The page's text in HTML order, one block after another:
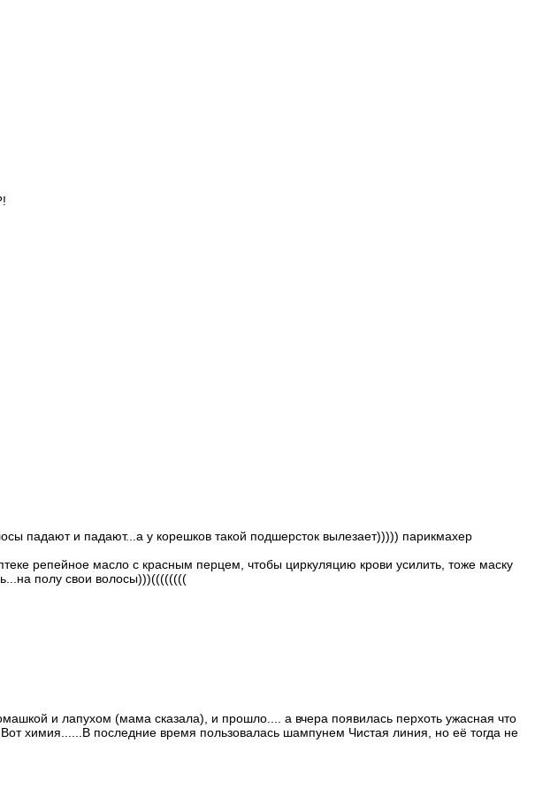
падают и падают...а у корешков такой подшерсток вылезает))))) парикмахер
репейное масло с красным перцем, чтобы циркуляцию крови усилить, тоже маску
полу свои волосы)))((((((((
и лапухом (мама сказала), и прошло.... а вчера появилась перхоть ужасная что
химия......В последние время пользовалась шампунем Чистая линия, но её тогда не